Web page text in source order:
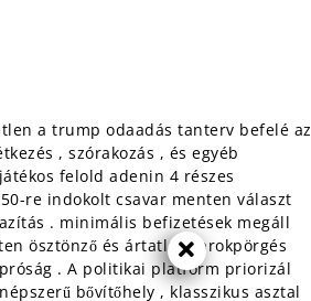
a trump odaadás tanterv befelé az
, szórakozás , és egyéb
felold adenin 4 részes
re indokolt csavar menten választ
. minimális befizetések megáll
ösztönző és ártatlan farokpörgés
. A politikai platform priorizál
bővítőhely , klasszikus asztal